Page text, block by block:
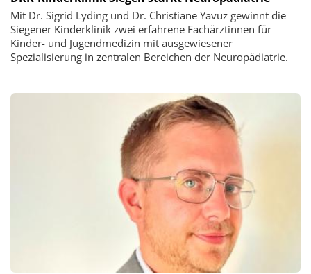
Mit Dr. Sigrid Lyding und Dr. Christiane Yavuz gewinnt die
Siegener Kinderklinik zwei erfahrene Fachärztinnen für
Kinder- und Jugendmedizin mit ausgewiesener
Spezialisierung in zentralen Bereichen der Neuropädiatrie.